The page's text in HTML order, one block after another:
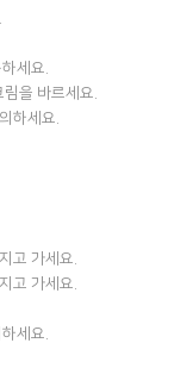
세요.
을 바르세요.
하세요.
고 가세요.
고 가세요.
세요.